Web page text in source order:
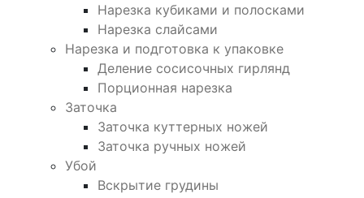
Нарезка кубиками и полосками
Нарезка слайсами
Нарезка и подготовка к упаковке
Деление сосисочных гирлянд
Порционная нарезка
Заточка
Заточка куттерных ножей
Заточка ручных ножей
Убой
Вскрытие грудины